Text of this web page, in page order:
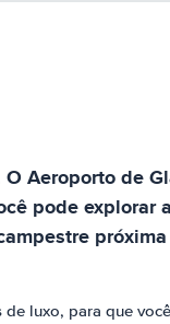
Aeroporto de
pode explorar
luxo, para que